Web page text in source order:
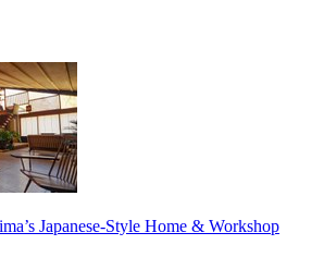
Japanese-Style Home & Workshop